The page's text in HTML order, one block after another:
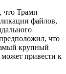
что Трамп
файлов,
что
крупный
может привести к